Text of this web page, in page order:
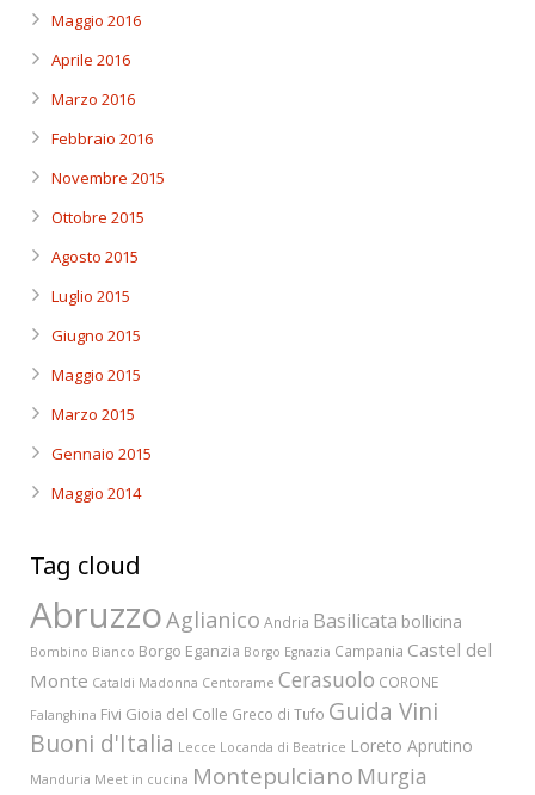
Maggio 2016
Aprile 2016
Marzo 2016
Febbraio 2016
Novembre 2015
Ottobre 2015
Agosto 2015
Luglio 2015
Giugno 2015
Maggio 2015
Marzo 2015
Gennaio 2015
Maggio 2014
Tag cloud
AbruzzoAglianico Andria Basilicata bollicina
Bombino Bianco Borgo Eganzia Borgo Egnazia Campania Castel del
Monte Cataldi Madonna Centorame Cerasuolo CORONE
Falanghina Fivi Gioia del Colle Greco di Tufo Guida Vini
Buoni d'Italia Lecce Locanda di Beatrice Loreto Aprutino
Manduria Meet in cucina Montepulciano Murgia